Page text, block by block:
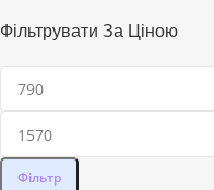
Фільтрувати За Ціною
Фільтр